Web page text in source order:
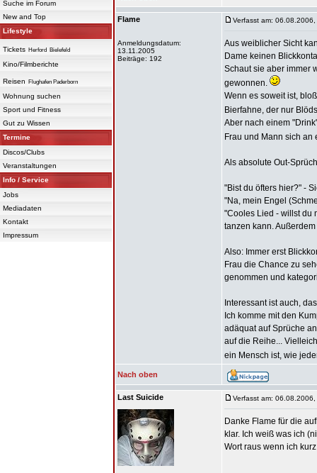
Suche im Forum
New and Top
Lifestyle
Tickets Herford Bielefeld
Kino/Filmberichte
Reisen Flughafen Paderborn
Wohnung suchen
Sport und Fitness
Gut zu Wissen
Termine
Discos/Clubs
Veranstaltungen
Info / Service
Jobs
Mediadaten
Kontakt
Impressum
Flame
Anmeldungsdatum:
13.11.2005
Beiträge: 192
Verfasst am:
Aus weiblicher Sicht
Dame keinen
Schaut sie aber immer
gewonnen.
Wenn es soweit ist,
Bierfahne, der nur
Aber nach einem
Frau und Mann sich
Als absolute Out-
"Bist du öfters hier?" -
"Na, mein Engel
"Cooles Lied - willst du
tanzen kann.
Also: Immer erst
Frau die Chance zu
genommen und
Interessant ist auch,
Ich komme mit den
adäquat auf Sprüche
auf die Reihe...
ein Mensch ist, wie
Nach oben
Last Suicide Verfasst am:
Danke Flame für die
klar. Ich weiß was ich
Wort raus wenn ich